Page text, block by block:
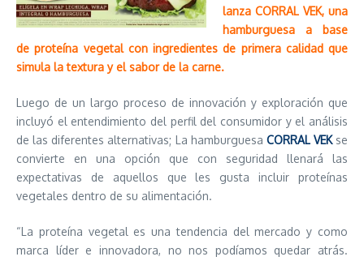
lanza CORRAL VEK, una
hamburguesa a base
de proteína vegetal con ingredientes de primera calidad que
simula la textura y el sabor de la carne.
Luego de un largo proceso de innovación y exploración que
incluyó el entendimiento del perfil del consumidor y el análisis
de las diferentes alternativas; La hamburguesa CORRAL VEKse
convierte en una opción que con seguridad llenará las
expectativas de aquellos que les gusta incluir proteínas
vegetales dentro de su alimentación.
“La proteína vegetal es una tendencia del mercado y como
marca líder e innovadora, no nos podíamos quedar atrás.